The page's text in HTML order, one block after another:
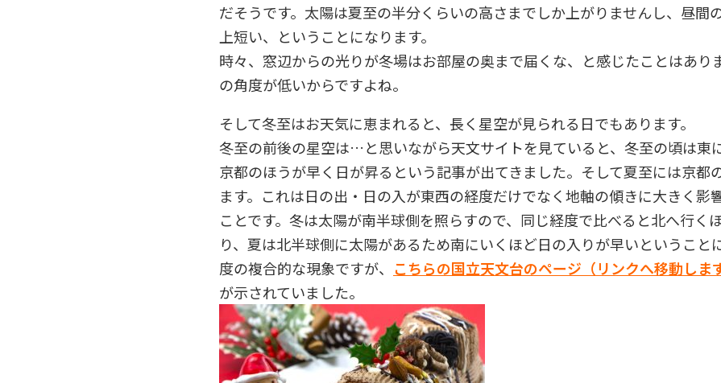
だそうです。太陽は夏至の半分くらいの高さまでしか上がりませんし、昼間
上短い、ということになります。
時々、窓辺からの光りが冬場はお部屋の奥まで届くな、と感じたことはあり
の角度が低いからですよね。
そして冬至はお天気に恵まれると、長く星空が見られる日でもあります。
冬至の前後の星空は…と思いながら天文サイトを見ていると、冬至の頃は東
京都のほうが早く日が昇るという記事が出てきました。そして夏至には京都
ます。これは日の出・日の入が東西の経度だけでなく地軸の傾きに大きく影
ことです。冬は太陽が南半球側を照らすので、同じ経度で比べると北へ行く
り、夏は北半球側に太陽があるため南にいくほど日の入りが早いということ
度の複合的な現象ですが、
こちらの国立天文台のページ（リンクへ移動しま
が示されていました。